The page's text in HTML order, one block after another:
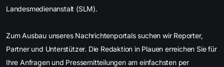
Landesmedienanstalt (SLM).
Zum Ausbau unseres Nachrichtenportals suchen wir Reporter,
Partner und Unterstützer. Die Redaktion in Plauen erreichen Sie für
Ihre Anfragen und Pressemitteilungen am einfachsten per